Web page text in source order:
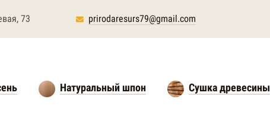
73 prirodaresurs79@gmail.com
Натуральный шпон Сушка древесины